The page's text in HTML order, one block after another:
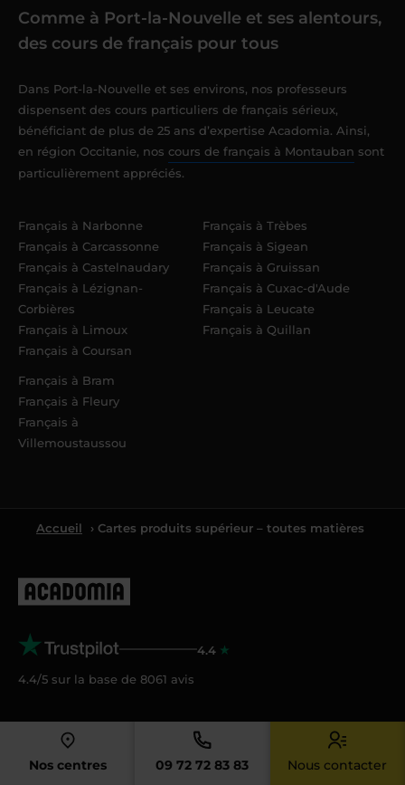
Nos centres 09 72 72 83 83 Nous contacter
Comme à Port-la-Nouvelle et ses alentours,
des cours de français pour tous
Dans Port-la-Nouvelle et ses environs, nos professeurs
dispensent des cours particuliers de français sérieux,
bénéficiant de plus de 25 ans d’expertise Acadomia. Ainsi,
en région Occitanie, nos cours de français à Montauban sont
particulièrement appréciés.
Français à Narbonne
Français à Carcassonne
Français à Castelnaudary
Français à Lézignan-
Corbières
Français à Limoux
Français à Coursan
Français à Trèbes
Français à Sigean
Français à Gruissan
Français à Cuxac-d'Aude
Français à Leucate
Français à Quillan
Français à Bram
Français à Fleury
Français à
Villemoustaussou
Accueil › Cartes produits supérieur – toutes matières
4.4
4.4/5 sur la base de 8061 avis
Qui sommes-nous ?